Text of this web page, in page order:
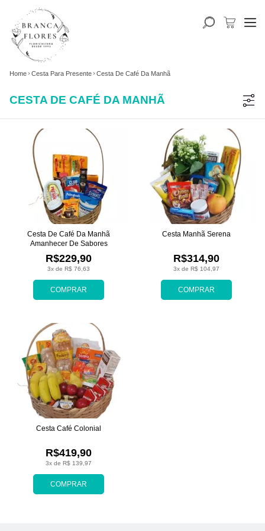
Home Cesta Para Presente Cesta De Café Da Manhã
CESTA DE CAFÉ DA MANHÃ
COMPRAR
3x de R$ 76,63
R$229,90
Cesta De Café Da Manhã
Amanhecer De Sabores
COMPRAR
3x de R$ 104,97
R$314,90
Cesta Manhã Serena
COMPRAR
3x de R$ 139,97
R$419,90
Cesta Café Colonial